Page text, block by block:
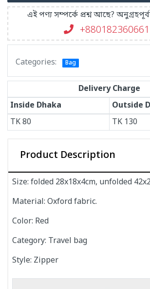
এই পণ্য সম্পর্কে প্রশ্ন আছে?
Categories: Bag
Delivery Charge
Inside Dhaka
Outside
TK80 TK 130
Product Description
Size: folded 28x18x4cm, unfolded
Material: Oxford fabric.
Color: Red
Category: Travel bag
Style: Zipper